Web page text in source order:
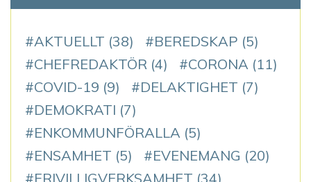
AKTUELLT (38) BEREDSKAP (5)
CHEFREDAKTÖR (4) CORONA (11)
COVID-19 (9) DELAKTIGHET (7)
DEMOKRATI (7)
ENKOMMUNFÖRALLA (5)
ENSAMHET (5) EVENEMANG (20)
FRIVILLIGVERKSAMHET (34)